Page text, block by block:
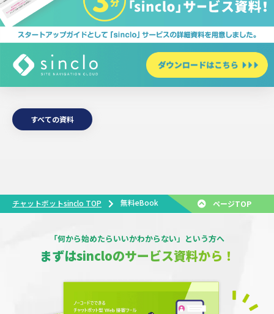
すべての資料
チャットボットsinclo TOP 無料eBook ページTOP
「何から始めたらいいかわからない」という方へ
まずはsincloのサービス資料から！